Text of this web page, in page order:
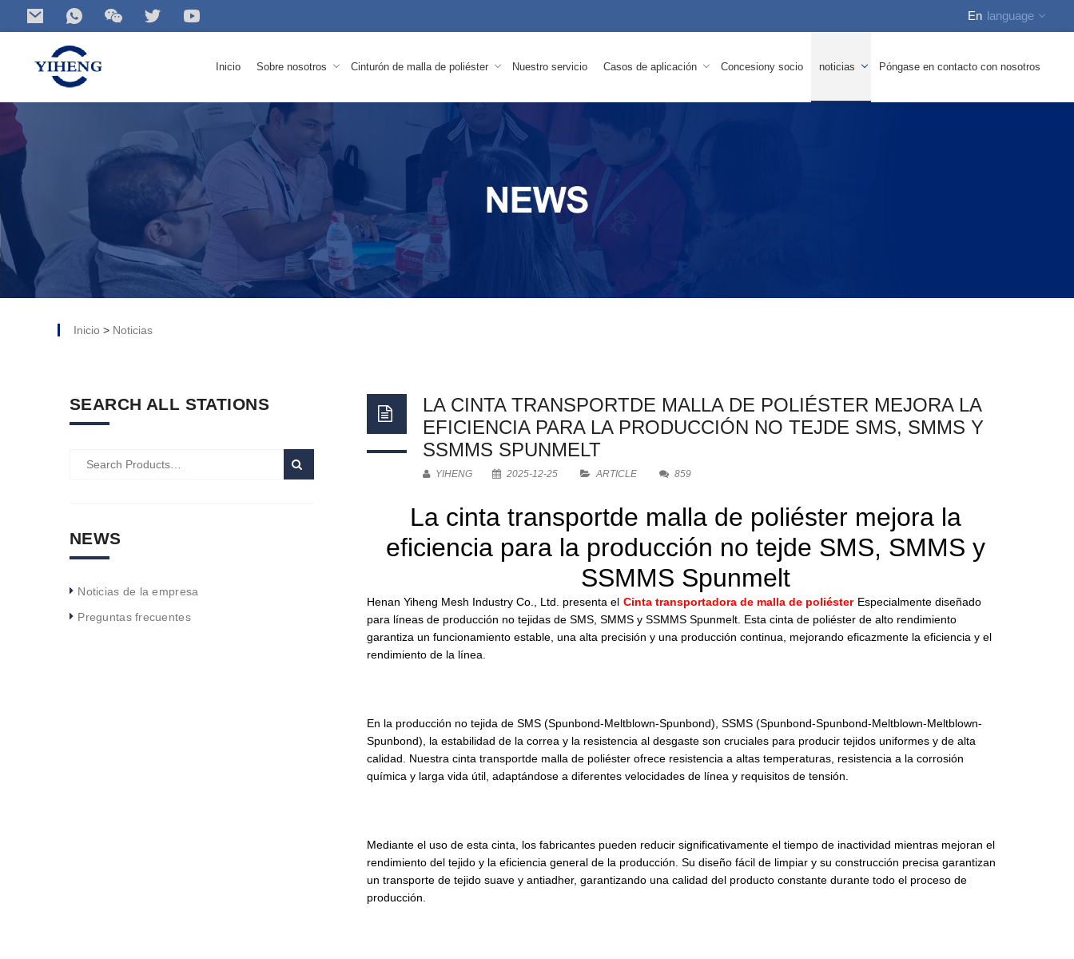
En language
中文
Inicio Sobre nosotros
Perfil de la empresa
Visita a la fábrica
certificados
Centro de vídeo
Vía de desarrollo
Cultura de empresa
Equipos de producción
Cinturón de malla de poliéster
buscar
Para su producto...
Cinturón de malla de poliéster
Otras cincin
Cinturón de malla no tejida
Tejidos de papel
Cinta de la impresora UV
Malla de desulfur.
Nuestro servicio Casos de aplicación Concesiony socio noticias Póngase en contacto con nosotros
Inicio > Noticias
LA CINTA TRANSPORTDE MALLA DE POLIÉSTER MEJORA LA
EFICIENCIA PARA LA PRODUCCIÓN NO TEJDE SMS, SMMS Y
SSMMS SPUNMELT
YIHENG 2025-12-25 ARTICLE 859
La cinta transportde malla de poliéster mejora la
eficiencia para la producción no tejde SMS, SMMS y
SSMMS Spunmelt
Henan Yiheng Mesh Industry Co., Ltd. presenta el Cinta transportadora de malla de poliéster Especialmente diseñado
para líneas de producción no tejidas de SMS, SMMS y SSMMS Spunmelt. Esta cinta de poliéster de alto rendimiento
garantiza un funcionamiento estable, una alta precisión y una producción continua, mejorando eficazmente la eficiencia y el
rendimiento de la línea.
En la producción no tejida de SMS (Spunbond-Meltblown-Spunbond), SSMS (Spunbond-Spunbond-Meltblown-Meltblown-
Spunbond), la estabilidad de la correa y la resistencia al desgaste son cruciales para producir tejidos uniformes y de alta
calidad. Nuestra cinta transportde malla de poliéster ofrece resistencia a altas temperaturas, resistencia a la corrosión
química y larga vida útil, adaptándose a diferentes velocidades de línea y requisitos de tensión.
Mediante el uso de esta cinta, los fabricantes pueden reducir significativamente el tiempo de inactividad mientras mejoran el
rendimiento del tejido y la eficiencia general de la producción. Su diseño fácil de limpiar y su construcción precisa garantizan
un transporte de tejido suave y antiadher, garantizando una calidad del producto constante durante todo el proceso de
producción.
SEARCH ALL STATIONS
NEWS
Noticias de la empresa
Preguntas frecuentes